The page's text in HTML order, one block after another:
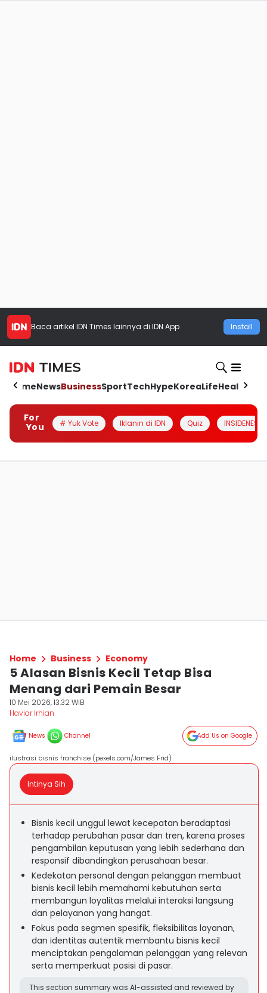
Baca artikel IDN Times lainnya di IDN App Install
HomeNewsBusinessSportTechHypeKoreaLifeHealth
For
You
# Yuk Vote Iklanin di IDN Quiz INSIDENESIA
Home Business Economy
5 Alasan Bisnis Kecil Tetap Bisa
Menang dari Pemain Besar
10 Mei 2026, 13:32 WIB
Haviar Irhian
News Channel Add Us on Google
ilustrasi bisnis franchise (pexels.com/James Frid)
Intinya Sih
Bisnis kecil unggul lewat kecepatan beradaptasi
terhadap perubahan pasar dan tren, karena proses
pengambilan keputusan yang lebih sederhana dan
responsif dibandingkan perusahaan besar.
Kedekatan personal dengan pelanggan membuat
bisnis kecil lebih memahami kebutuhan serta
membangun loyalitas melalui interaksi langsung
dan pelayanan yang hangat.
Fokus pada segmen spesifik, fleksibilitas layanan,
dan identitas autentik membantu bisnis kecil
menciptakan pengalaman pelanggan yang relevan
serta memperkuat posisi di pasar.
This section summary was AI-assisted and reviewed by